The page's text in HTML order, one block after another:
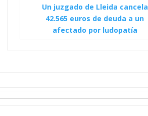
Un juzgado de Lleida cancela
42.565 euros de deuda a un
afectado por ludopatía